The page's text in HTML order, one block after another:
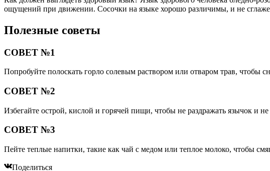
ощущений при движении. Сосочки на языке хорошо различимы, и не
Полезные советы
СОВЕТ №1
Попробуйте полоскать горло солевым раствором или отваром трав, чтобы
СОВЕТ №2
Избегайте острой, кислой и горячей пищи, чтобы не раздражать язычок и не
СОВЕТ №3
Пейте теплые напитки, такие как чай с медом или теплое молоко, чтобы
Поделиться